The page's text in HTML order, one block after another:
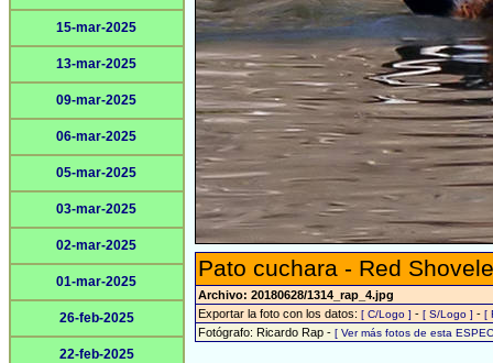
15-mar-2025
13-mar-2025
09-mar-2025
06-mar-2025
05-mar-2025
03-mar-2025
02-mar-2025
01-mar-2025
26-feb-2025
22-feb-2025
Pato cuchara - Red
Archivo: 20180628/1314_rap_4.jpg
Exportar la foto con los datos: [ C/Logo ] - [ S/Logo ] - [
Fotógrafo: Ricardo Rap - [ Ver más fotos de esta